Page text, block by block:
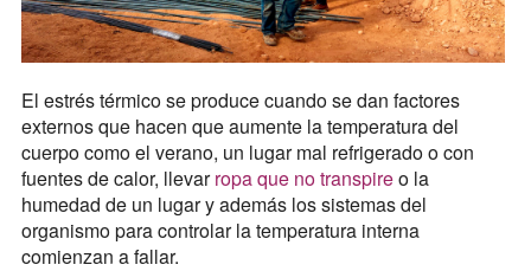
El estrés térmico se produce cuando se dan factores
externos que hacen que aumente la temperatura del
cuerpo como el verano, un lugar mal refrigerado o con
fuentes de calor, llevarropa que no transpireo la
humedad de un lugar y además los sistemas del
organismo para controlar la temperatura interna
comienzan a fallar.